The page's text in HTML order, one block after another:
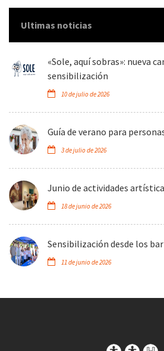
Ultimas noticias
«Sole, aquí sobras»: nueva
sensibilización
10 de julio de 2026
Guía de verano para
3 de julio de 2026
Junio de actividades
18 de junio de 2026
Sensibilización desde los
11 de junio de 2026